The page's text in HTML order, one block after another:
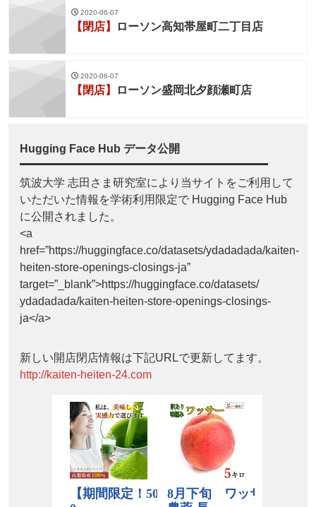
2020-06-07
【閉店】 ローソン高知帯屋町二丁目店
2020-06-07
【閉店】 ローソン盛岡北夕顔瀬町店
Hugging Face Hub データ公開
筑波大学 志田さま研究室により当サイトをご利用して
いただいた情報を学術利用限定で Hugging Face Hub
に公開されました。
<a
href=”https://huggingface.co/datasets/ydadadada/kaiten-
heiten-store-openings-closings-ja”
target=”_blank”>https://huggingface.co/datasets/
ydadadada/kaiten-heiten-store-openings-closings-
ja</a>
新しい開店閉店情報は下記URLで更新してます。
http://kaiten-heiten-24.com